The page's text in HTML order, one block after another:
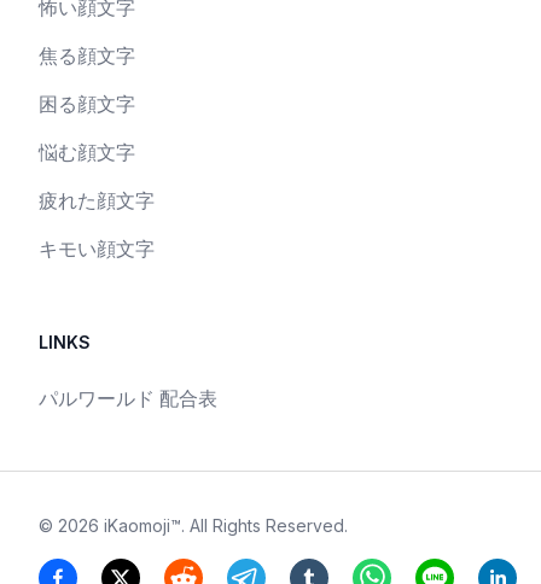
怖い顔文字
焦る顔文字
困る顔文字
悩む顔文字
疲れた顔文字
キモい顔文字
LINKS
パルワールド 配合表
© 2026 iKaomoji™. All Rights Reserved.